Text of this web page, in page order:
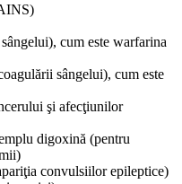
cum este warfarina
sângelui), cum este
şi afecţiunilor
digoxină (pentru
convulsiilor epileptice)